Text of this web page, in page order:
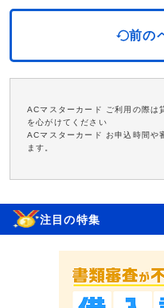
前の
ACマスターカード ご利用の際は
を心がけてください
ACマスターカード お申込時間や
ます。
注目の特集